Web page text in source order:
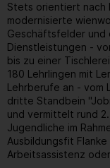
Stets orientiert nach
modernisierte
Geschäftsfelder und
Dienstleistungen -
bis zu einer
180 Lehrlingen mit
Lehrberufe an - vom
dritte Standbein
und vermittelt rund
Jugendliche im
Ausbildungsfit Flanke
Arbeitsassistenz